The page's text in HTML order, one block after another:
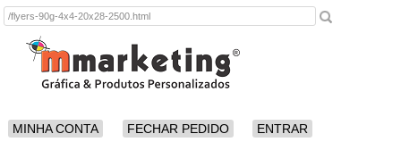
MINHA CONTA FECHAR PEDIDO ENTRAR